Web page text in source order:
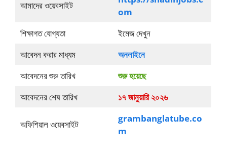
আমাদের ওয়েবসাইট
om
শিক্ষাগত যোগ্যতা
ইমেজ দেখুন
আবেদন করার মাধ্যম
অনলাইনে
আবেদনের শুরু তারিখ
শুরু হয়েছে
আবেদনের শেষ তারিখ
১৭ জানুয়ারি ২০২৬
অফিশিয়াল ওয়েবসাইট
grambanglatube.co
m